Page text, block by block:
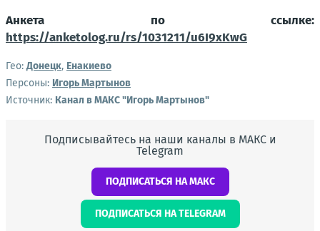
Анкета по ссылке:
https://anketolog.ru/rs/1031211/u6I9xKwG
Гео:Донецк, Енакиево
Персоны: Игорь Мартынов
Источник: Канал в МАКС "Игорь Мартынов"
Подписывайтесь на наши каналы в МАКС и
Telegram
ПОДПИСАТЬСЯ НА МАКС
ПОДПИСАТЬСЯ НА TELEGRAM